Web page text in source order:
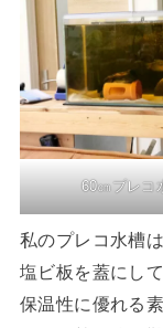
60㎝プレコ
私のプレコ水槽
塩ビ板を蓋にして
保温性に優れる